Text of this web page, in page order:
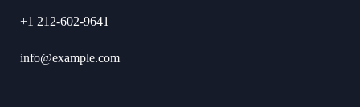
+1 212-602-9641
info@example.com